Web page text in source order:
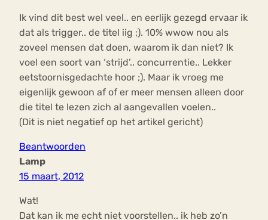
Ik vind dit best wel veel.. en eerlijk gezegd ervaar ik
dat als trigger.. de titel iig ;). 10% wwow nou als
zoveel mensen dat doen, waarom ik dan niet? Ik
voel een soort van ‘strijd’.. concurrentie.. Lekker
eetstoornisgedachte hoor ;). Maar ik vroeg me
eigenlijk gewoon af of er meer mensen alleen door
die titel te lezen zich al aangevallen voelen..
(Dit is niet negatief op het artikel gericht)
Beantwoorden
Lamp
15 maart, 2012
Wat!
Dat kan ik me echt niet voorstellen.. ik heb zo’n